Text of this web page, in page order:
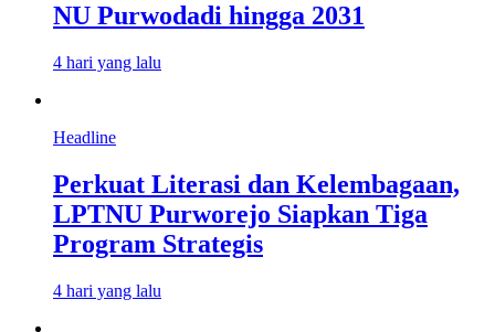
NU Purwodadi hingga 2031
4 hari yang lalu
Headline
Perkuat Literasi dan Kelembagaan,
LPTNU Purworejo Siapkan Tiga
Program Strategis
4 hari yang lalu